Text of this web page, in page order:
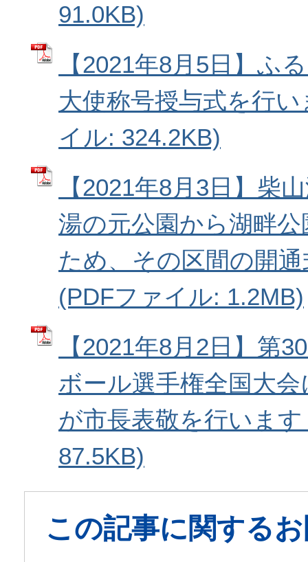
91.0KB)
【2021年8月5日】ふ
大使称号授与式を行
イル: 324.2KB)
【2021年8月3日】柴
湯の元公園から湖畔
ため、その区間の開
(PDFファイル: 1.2MB)
【2021年8月2日】第
ボール選手権全国大
が市長表敬を行いま
87.5KB)
この記事に関する